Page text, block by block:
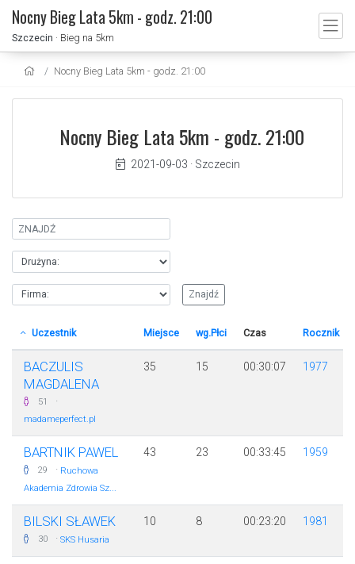
Nocny Bieg Lata 5km - godz. 21:00
Szczecin · Bieg na 5km
Nocny Bieg Lata 5km - godz. 21:00
Nocny Bieg Lata 5km - godz. 21:00
2021-09-03 · Szczecin
Uczestnik Miejsce wg.Płci Czas Rocznik
BACZULIS
MAGDALENA
51 ·
madameperfect.pl
35 15 00:30:07 1977
BARTNIK PAWEL
29 · Ruchowa
Akademia Zdrowia Sz...
43 23 00:33:45 1959
BILSKI SŁAWEK
30 · SKS Husaria
10 8 00:23:20 1981